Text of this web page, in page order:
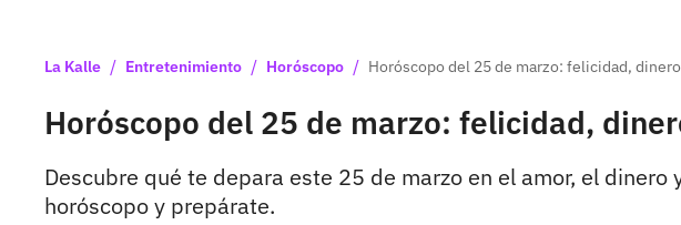
La Kalle / Entretenimiento / Horóscopo / Horóscopo del 25 de marzo: felicidad,
Horóscopo del 25 de marzo: felicidad,
Descubre qué te depara este 25 de marzo en el amor, el
horóscopo y prepárate.